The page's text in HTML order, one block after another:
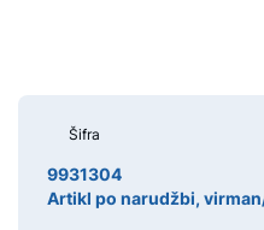
Šifra
9931304
Artikl po narudžbi,